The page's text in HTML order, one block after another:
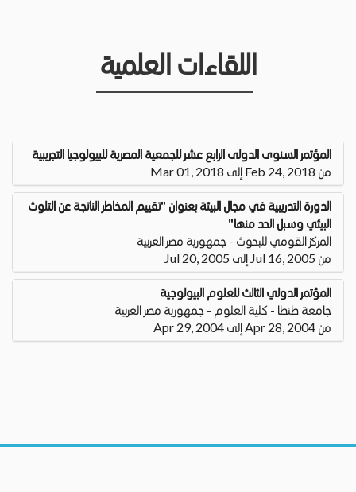
اللقاءات العلمية
المؤتمر السنوى الدولى الرابع عشر للجمعية المصرية للبيولوجيا التجريبية
من Feb 24, 2018 إلى Mar 01, 2018
الدورة التدريبية في مجال البيئة بعنوان "تقييم المخاطر الناتجة عن التلوث
البيئي وسبل الحد منها"
المركز القومي للبحوث - جمهورية مصر العربية
من Jul 16, 2005 إلى Jul 20, 2005
المؤتمر الدولي الثالث للعلوم البيولوجية
جامعة طنطا - كلية العلوم - جمهورية مصر العربية
من Apr 28, 2004 إلى Apr 29, 2004